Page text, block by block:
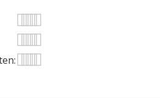
1
star
2
stars
3
stars
4
stars
5
stars
1
2
3
4
5